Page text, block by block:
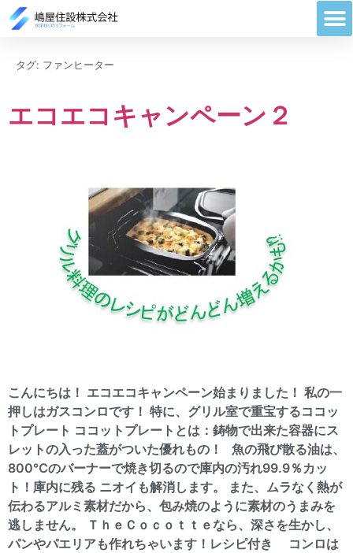
タグ: ファンヒーター
エコエコキャンペーン２
こんにちは！ エコエコキャンペーン始まりました！ 私の一
押しはガスコンロです！ 特に、グリル室で重宝するココッ
トプレート ココットプレートとは：鋳物で出来た容器にス
レットの入った蓋がついた優れもの！ 魚の飛び散る油は、
800℃のバーナーで焼き切るので庫内の汚れ99.9％カッ
ト！庫内に残る ニオイも解消します。 また、ムラなく熱が
伝わるアルミ素材だから、包み焼のように素材のうまみを
逃しません。 ＴｈｅＣｏｃｏｔｔｅなら、深さを生かし、
パンやパエリアも作れちゃいます！レシピ付き コンロは